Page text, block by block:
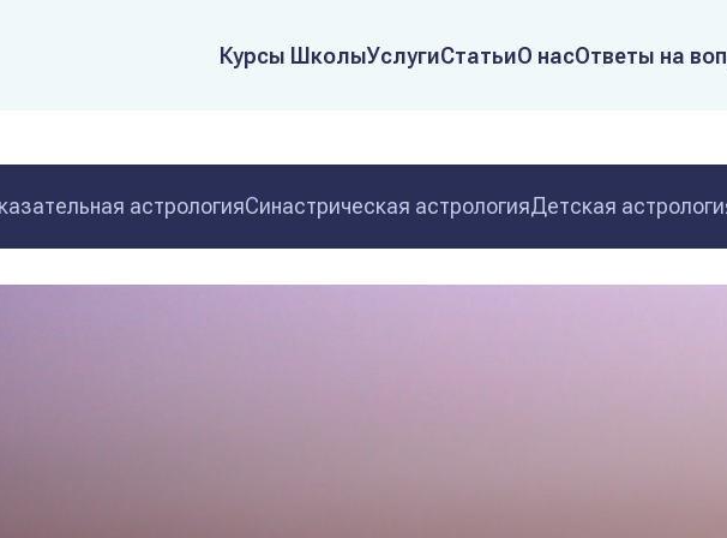
Курсы ШколыУслугиСтатьиО насОтветы на
астрологияСинастрическая астрологияДетская